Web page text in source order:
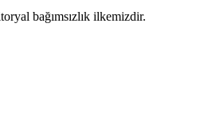
bağımsızlık ilkemizdir.